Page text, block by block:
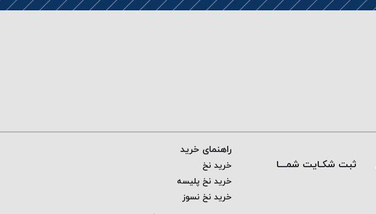
ثبت شکـایت شمـــا
راهنمای خرید
خرید نخ
خرید نخ پلیسه
خرید نخ نسوز